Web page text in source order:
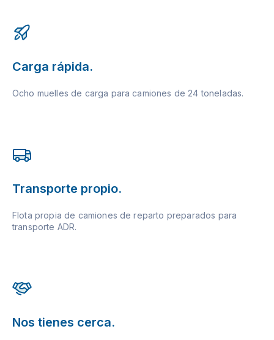
Carga rápida.
Ocho muelles de carga para camiones de 24 toneladas.
Transporte propio.
Flota propia de camiones de reparto preparados para
transporte ADR.
Nos tienes cerca.